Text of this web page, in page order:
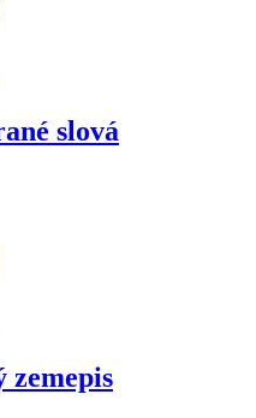
slová
zemepis